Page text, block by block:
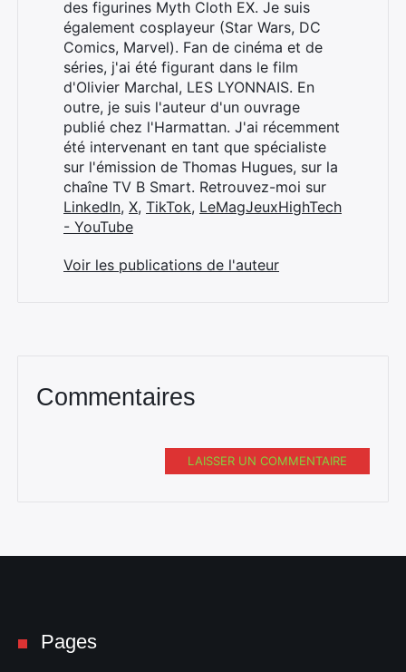
des figurines Myth Cloth EX. Je suis
également cosplayeur (Star Wars, DC
Comics, Marvel). Fan de cinéma et de
séries, j'ai été figurant dans le film
d'Olivier Marchal, LES LYONNAIS. En
outre, je suis l'auteur d'un ouvrage
publié chez l'Harmattan. J'ai récemment
été intervenant en tant que spécialiste
sur l'émission de Thomas Hugues, sur la
chaîne TV B Smart. Retrouvez-moi sur
LinkedIn, X, TikTok, LeMagJeuxHighTech
- YouTube
Voir les publications de l'auteur
Commentaires
LAISSER UN COMMENTAIRE
Pages